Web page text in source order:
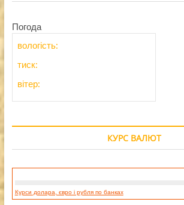
Погода
вологість:
тиск:
вітер:
КУРС ВАЛЮТ
Курси долара, євро і рубля по банках